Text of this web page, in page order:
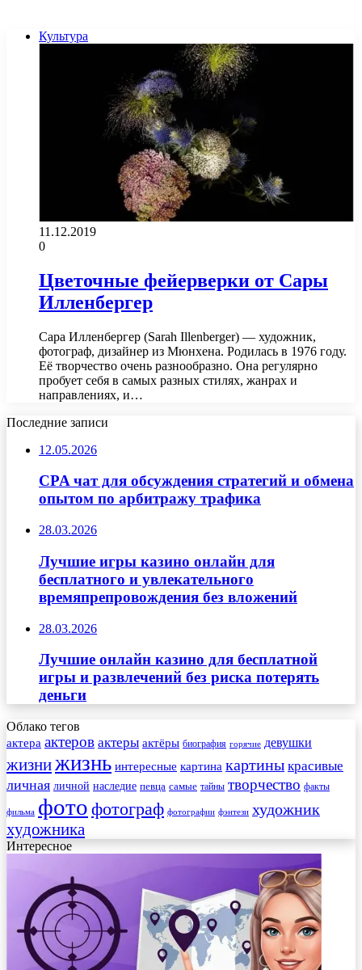
Культура
11.12.2019
0
Цветочные фейерверки от Сары
Илленбергер
Сара Илленбергер (Sarah Illenberger) — художник,
фотограф, дизайнер из Мюнхена. Родилась в 1976 году.
Её творчество очень разнообразно. Она регулярно
пробует себя в самых разных стилях, жанрах и
направлениях, и…
Последние записи
12.05.2026
CPA чат для обсуждения стратегий и обмена
опытом по арбитражу трафика
28.03.2026
Лучшие игры казино онлайн для
бесплатного и увлекательного
времяпрепровождения без вложений
28.03.2026
Лучшие онлайн казино для бесплатной
игры и развлечений без риска потерять
деньги
Облако тегов
актера актеров актеры актёры биография горячие девушки
жизнижизнь интересные картина картины красивые
личная личной наследие певца самые тайны творчество факты
фильма фото фотограф фотографии фэнтези художник
художника
Интересное